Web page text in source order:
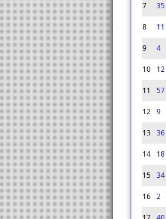
7
35
8
11
9
4
10
12
11
57
12 9
13 36
14
18
15 34
16 2